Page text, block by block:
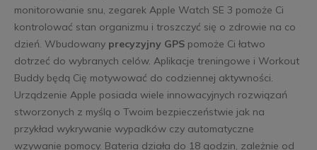
monitorowanie snu, zegarek Apple Watch SE 3 pomoże Ci
kontrolować stan organizmu i troszczyć się o zdrowie na co
dzień. Wbudowany precyzyjny GPSpomoże Ci łatwo
dotrzeć do wybranych celów. Aplikacje treningowe i Workout
Buddy będą Cię motywować do codziennej aktywności.
Urządzenie Apple posiada wiele innowacyjnych rozwiązań
stworzonych z myślą o Twoim bezpieczeństwie jak na
przykład wykrywanie wypadków czy automatyczne
wzywanie pomocy. Bateria działa do 18 godzin, zależnie od